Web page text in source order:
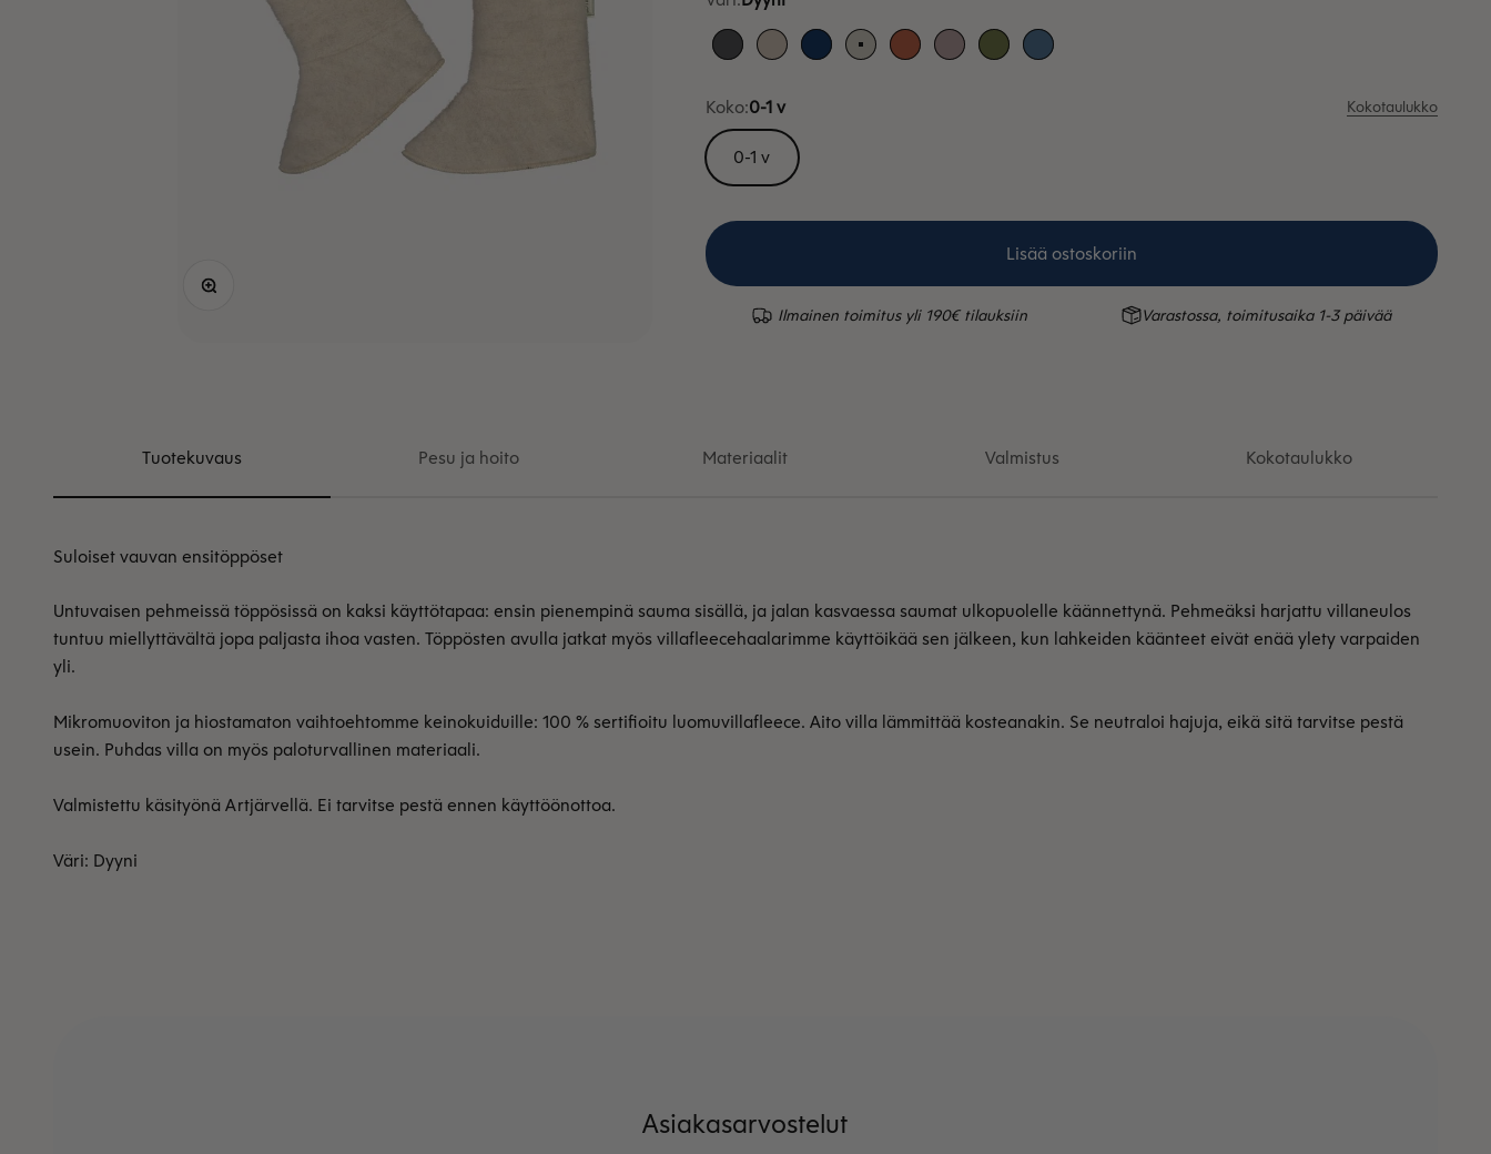
Antrasiitti
GreigeSininenDyyniHilla KanervaSammalTaivaansininen
Koko:0-1 v Kokotaulukko
0-1 v
Lisää ostoskoriin
Ilmainen toimitus yli 190€ tilauksiin Varastossa, toimitusaika 1-3 päivää
Tuotekuvaus
Suloiset vauvan ensitöppöset
Untuvaisen pehmeissä töppösissä on kaksi käyttötapaa: ensin pienempinä sauma sisällä, ja jalan kasvaessa saumat ulkopuolelle käännettynä. Pehmeäksi harjattu villaneulos
tuntuu miellyttävältä jopa paljasta ihoa vasten. Töppösten avulla jatkat myös villafleecehaalarimme käyttöikää sen jälkeen, kun lahkeiden käänteet eivät enää ylety varpaiden
yli.
Mikromuoviton ja hiostamaton vaihtoehtomme keinokuiduille: 100 % sertifioitu luomuvillafleece. Aito villa lämmittää kosteanakin. Se neutraloi hajuja, eikä sitä tarvitse pestä
usein. Puhdas villa on myös paloturvallinen materiaali.
Valmistettu käsityönä Artjärvellä. Ei tarvitse pestä ennen käyttöönottoa.
Väri: Dyyni
Pesu ja hoito Materiaalit Valmistus Kokotaulukko
Asiakasarvostelut